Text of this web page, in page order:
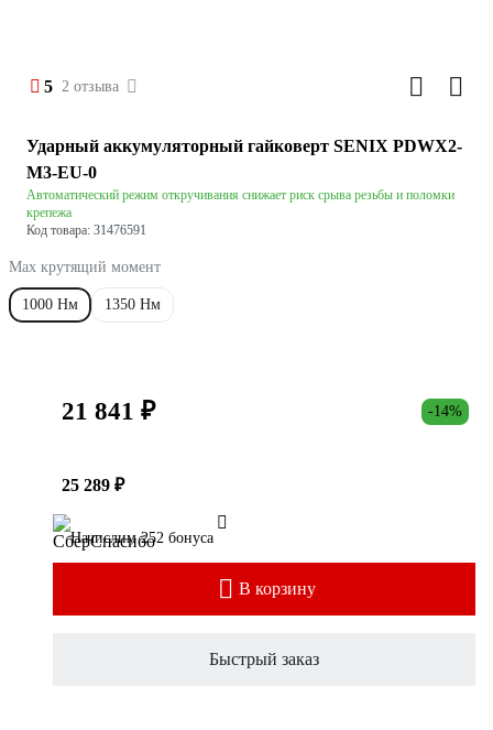
5 2 отзыва
Ударный аккумуляторный гайковерт SENIX PDWX2-
M3-EU-0
Автоматический режим откручивания снижает риск срыва резьбы и поломки
крепежа
Код товара: 31476591
Max крутящий момент
1000 Нм 1350 Нм
21 841 ₽ -14%
25 289 ₽
Начислим 252 бонуса
В корзину
Быстрый заказ